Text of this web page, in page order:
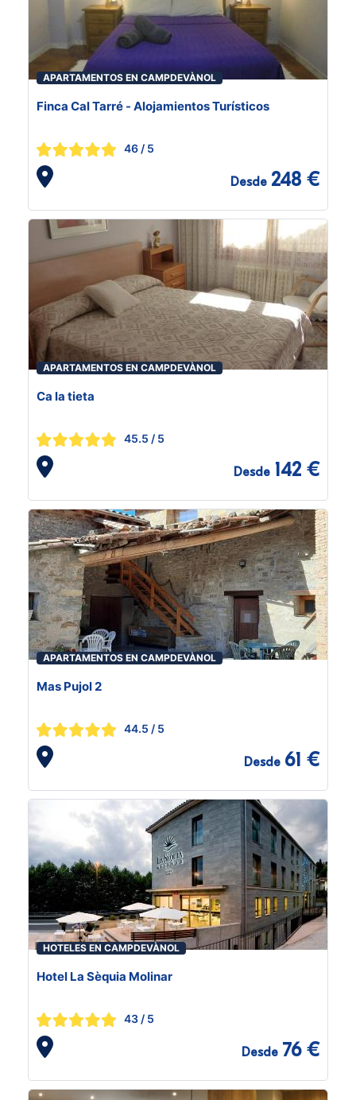
APARTAMENTOS EN CAMPDEVÀNOL
Finca Cal Tarré - Alojamientos Turísticos
46 / 5
Desde 248 €
APARTAMENTOS EN CAMPDEVÀNOL
Ca la tieta
45.5 / 5
Desde 142 €
APARTAMENTOS EN CAMPDEVÀNOL
Mas Pujol 2
44.5 / 5
Desde 61 €
HOTELES EN CAMPDEVÀNOL
Hotel La Sèquia Molinar
43 / 5
Desde 76 €